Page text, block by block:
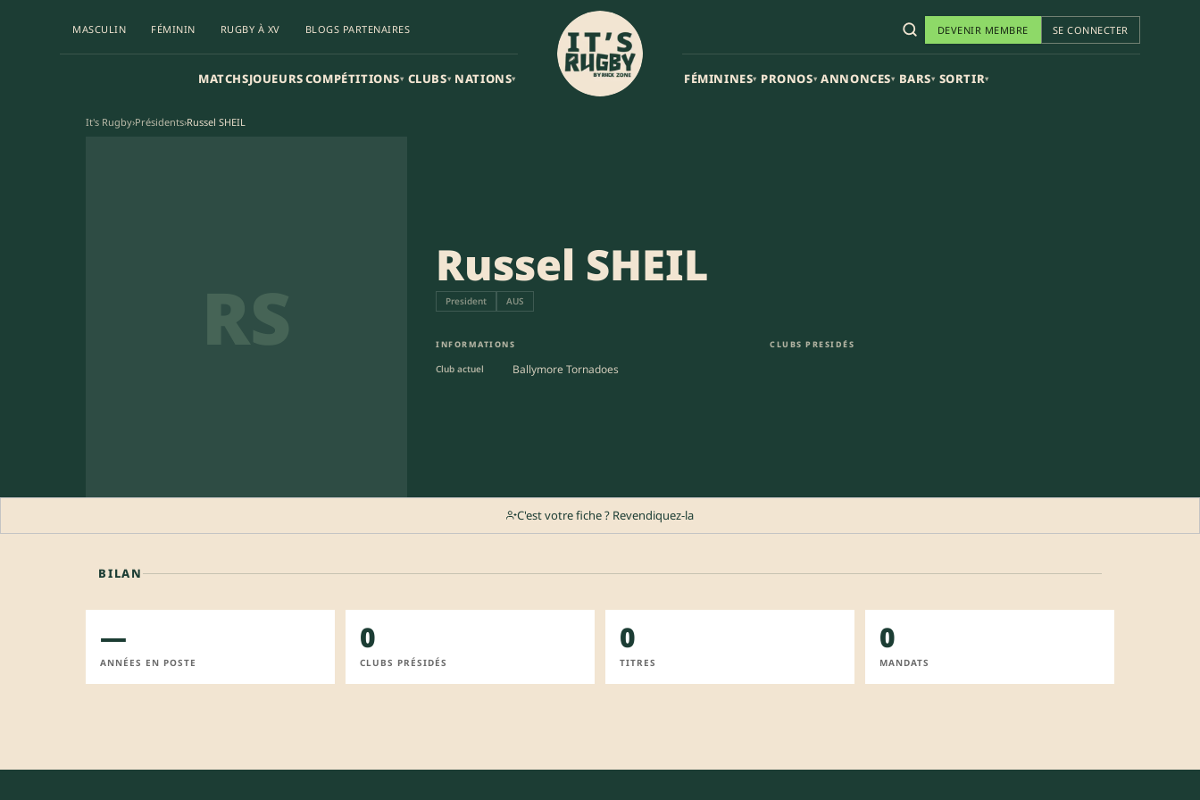
MASCULIN FÉMININ RUGBY À XV BLOGS PARTENAIRES
MATCHSJOUEURSCOMPÉTITIONS▾ CLUBS▾ NATIONS▾
DEVENIR MEMBRE SE CONNECTER
FÉMININES▾ PRONOS▾ ANNONCES▾ BARS▾ SORTIR▾
It's Rugby›Présidents›Russel SHEIL
RS
Russel SHEIL
President AUS
INFORMATIONS
Club actuel Ballymore Tornadoes
CLUBS PRESIDÉS
C'est votre fiche ? Revendiquez-la
BILAN
—
ANNÉES EN POSTE
0
CLUBS PRÉSIDÉS
0
TITRES
0
MANDATS